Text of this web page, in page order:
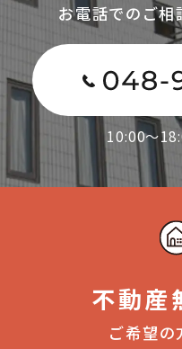
お電話でのご
10:00～
不動産
ご希望の